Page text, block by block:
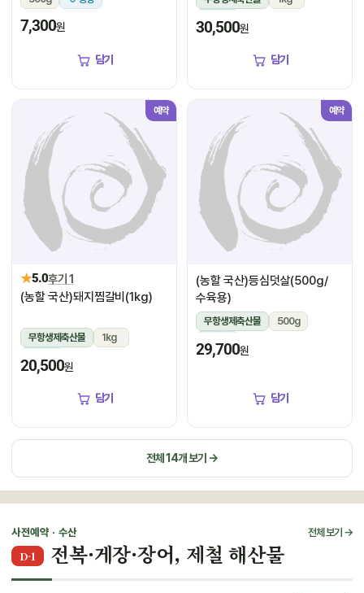
7,300원
담기
냉장
30,500원
담기
예약
★5.0후기 1
(농할 국산)돼지찜갈비(1kg)
무항생제축산물
1kg
냉장
20,500원
담기
예약
(농할 국산)등심덧살(500g/
수육용)
무항생제축산물
500g
냉장
29,700원
담기
전체 14개 보기 →
사전예약 · 수산 전체 보기 →
D-1 전복·게장·장어, 제철 해산물